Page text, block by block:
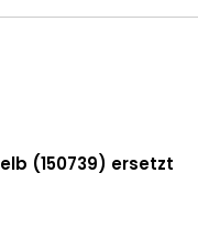
(150739) ersetzt